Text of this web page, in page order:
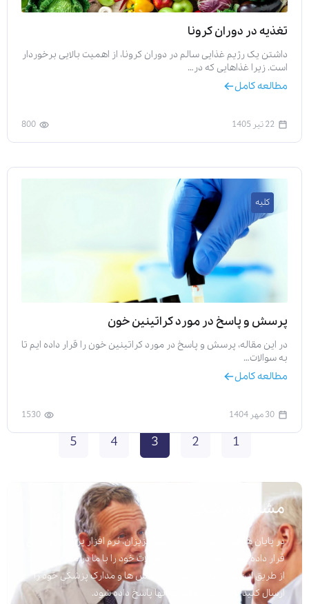
تغذیه در دوران کرونا
داشتن یک رژیم غذایی سالم در دوران کرونا، از اهمیت بالایی برخوردار
است. زیرا غذاهایی که در…
مطالعه کامل
22 تیر 1405 800
کلیه
پرسش و پاسخ در مورد کراتینین خون
در این مقاله، پرسش و پاسخ در مورد کراتینین خون را قرار داده ایم تا
به سوالات…
مطالعه کامل
30 مهر 1404 1530
1
2
3
4
5
مشاوره پزشکی
در پایان هر مقاله برای راحتی شما عزیزان، نرم افزار پرسش و پاسخ
قرار داده شده است تا به راحتی سوالات خود را با ما در میان بگذارید.
از طریق این نرم افزار می توانید پرسش ها و مدارک پزشکی خود را
ارسال کنید تا در اسرع وقت به آنها پاسخ داده شود.